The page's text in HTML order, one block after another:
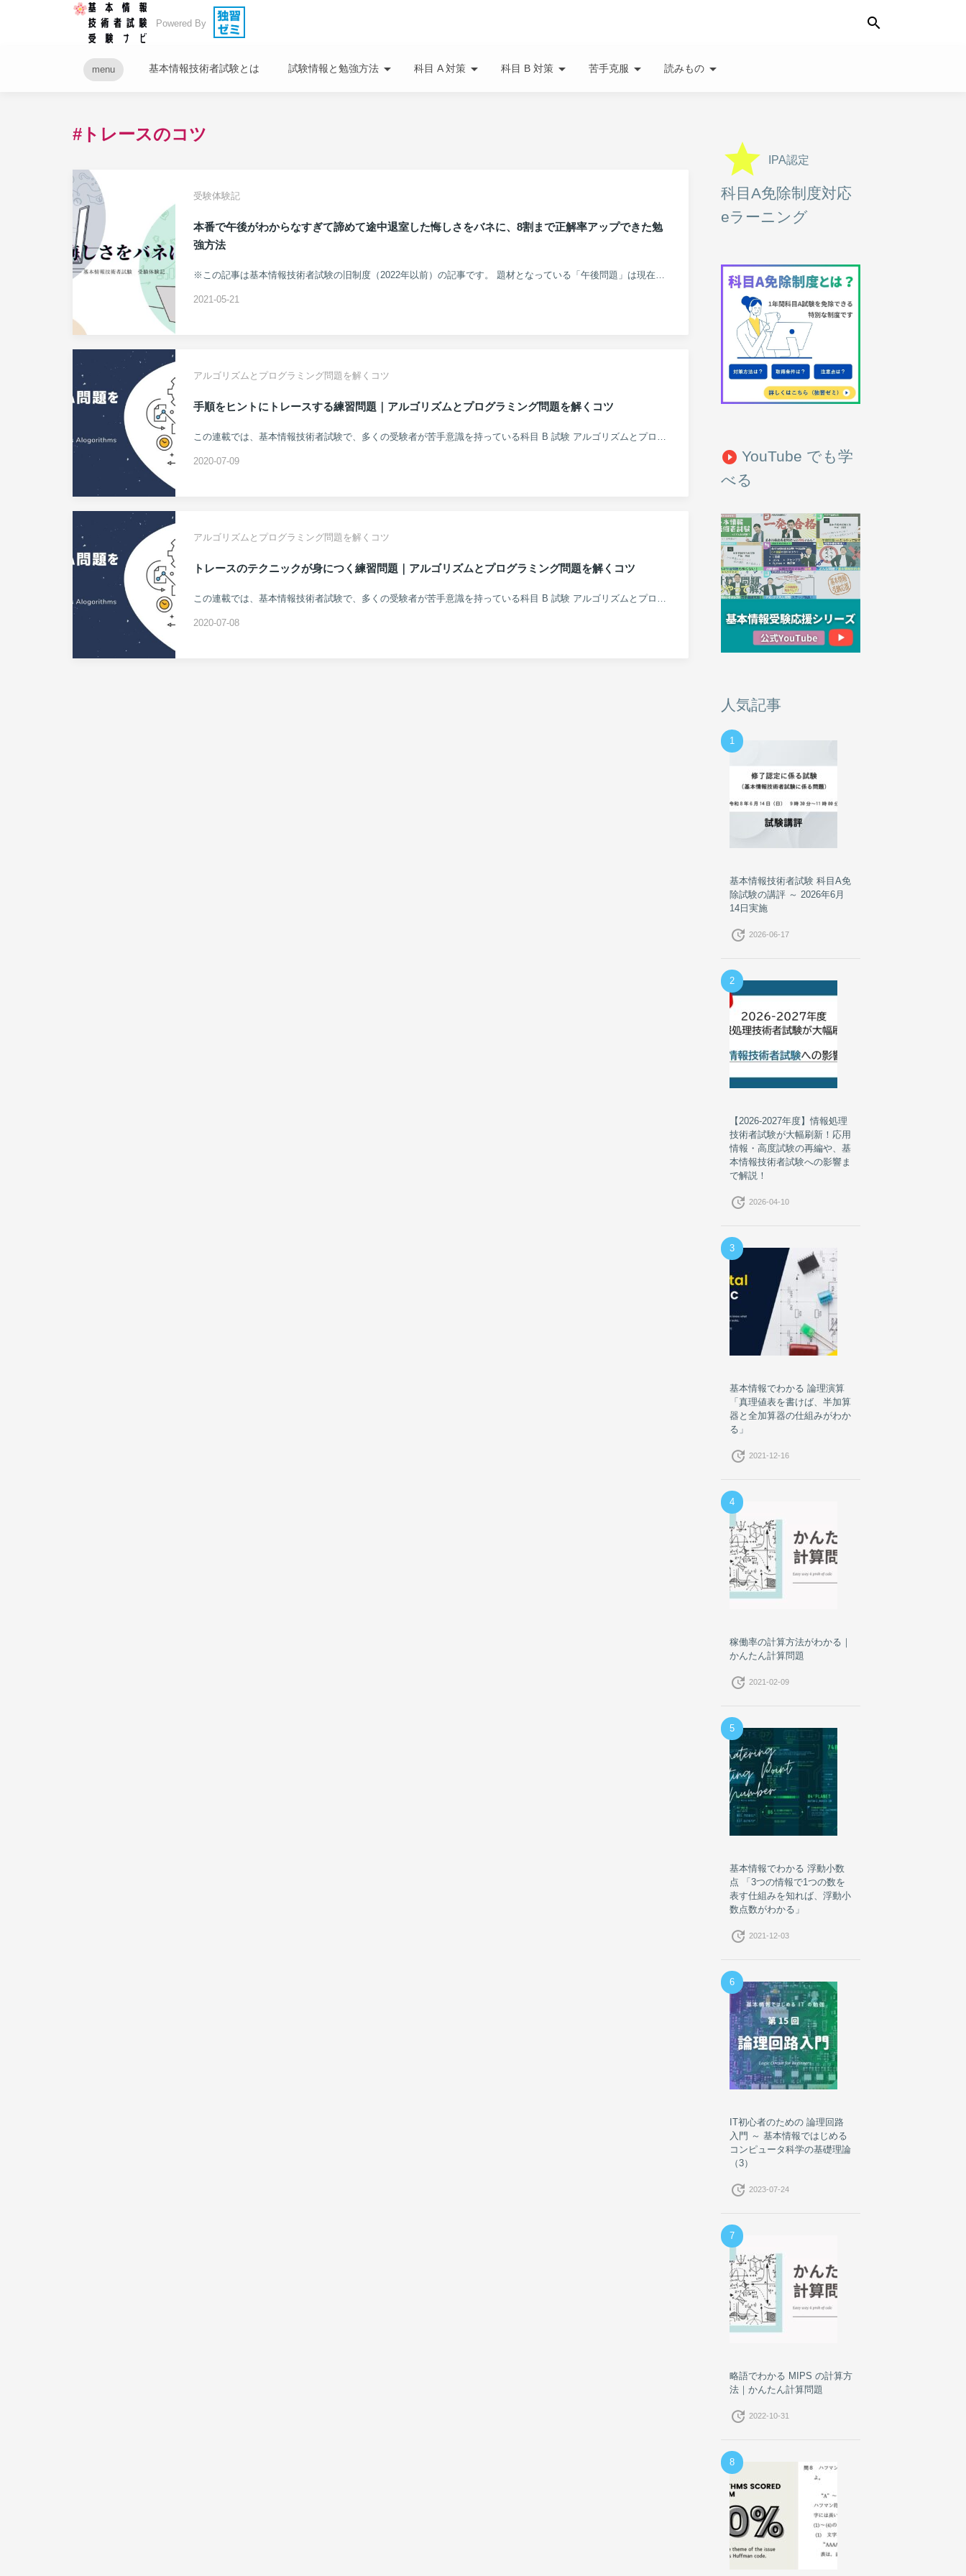
Powered By search
menu 基本情報技術者試験とは 試験情報と勉強方法arrow_drop_down 科目 A 対策arrow_drop_down 科目 B 対策arrow_drop_down 苦手克服arrow_drop_down 読みものarrow_drop_down
#トレースのコツ
受験体験記
本番で午後がわからなすぎて諦めて途中退室した悔しさをバネに、8割まで正解率アップできた勉
強方法
※この記事は基本情報技術者試験の旧制度（2022年以前）の記事です。 題材となっている「午後問題」は現在の試験制度では...
2021-05-21
アルゴリズムとプログラミング問題を解くコツ
手順をヒントにトレースする練習問題｜アルゴリズムとプログラミング問題を解くコツ
この連載では、基本情報技術者試験で、多くの受験者が苦手意識を持っている科目 B 試験 アルゴリズムとプログラミング分野の...
2020-07-09
アルゴリズムとプログラミング問題を解くコツ
トレースのテクニックが身につく練習問題｜アルゴリズムとプログラミング問題を解くコツ
この連載では、基本情報技術者試験で、多くの受験者が苦手意識を持っている科目 B 試験 アルゴリズムとプログラミング分野の...
2020-07-08
grade IPA認定
科目A免除制度対応
eラーニング
play_circle_filled YouTube でも学
べる
人気記事
1
基本情報技術者試験 科目A免
除試験の講評 ～ 2026年6月
14日実施
update 2026-06-17
2
【2026-2027年度】情報処理
技術者試験が大幅刷新！応用
情報・高度試験の再編や、基
本情報技術者試験への影響ま
で解説！
update 2026-04-10
3
基本情報でわかる 論理演算
「真理値表を書けば、半加算
器と全加算器の仕組みがわか
る」
update 2021-12-16
4
稼働率の計算方法がわかる｜
かんたん計算問題
update 2021-02-09
5
基本情報でわかる 浮動小数
点 「3つの情報で1つの数を
表す仕組みを知れば、浮動小
数点数がわかる」
update 2021-12-03
6
IT初心者のための 論理回路
入門 ～ 基本情報ではじめる
コンピュータ科学の基礎理論
（3）
update 2023-07-24
7
略語でわかる MIPS の計算方
法｜かんたん計算問題
update 2022-10-31
8